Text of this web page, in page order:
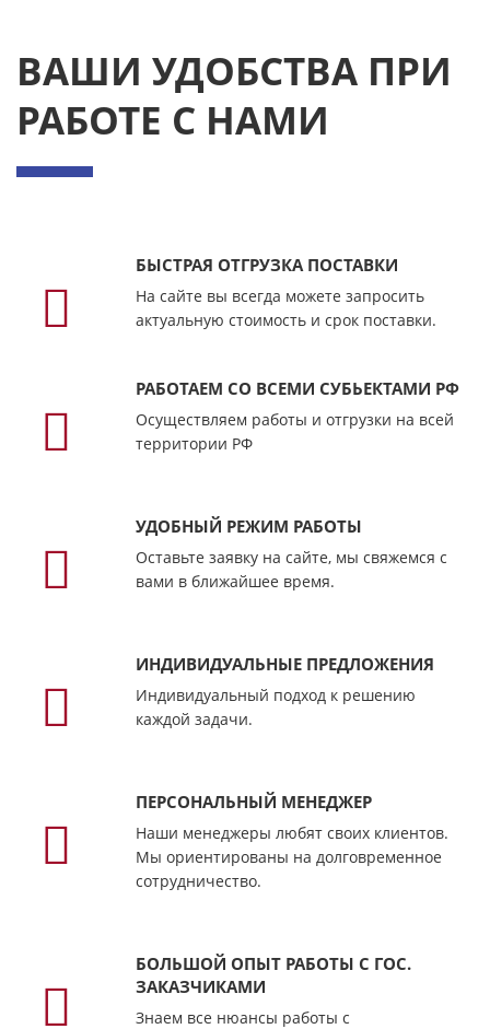
ВАШИ УДОБСТВА ПРИ
РАБОТЕ С НАМИ
БЫСТРАЯ ОТГРУЗКА ПОСТАВКИ
На сайте вы всегда можете запросить
актуальную стоимость и срок поставки.
РАБОТАЕМ СО ВСЕМИ СУБЬЕКТАМИ РФ
Осуществляем работы и отгрузки на всей
территории РФ
УДОБНЫЙ РЕЖИМ РАБОТЫ
Оставьте заявку на сайте, мы свяжемся с
вами в ближайшее время.
ИНДИВИДУАЛЬНЫЕ ПРЕДЛОЖЕНИЯ
Индивидуальный подход к решению
каждой задачи.
ПЕРСОНАЛЬНЫЙ МЕНЕДЖЕР
Наши менеджеры любят своих клиентов.
Мы ориентированы на долговременное
сотрудничество.
БОЛЬШОЙ ОПЫТ РАБОТЫ С ГОС.
ЗАКАЗЧИКАМИ
Знаем все нюансы работы с